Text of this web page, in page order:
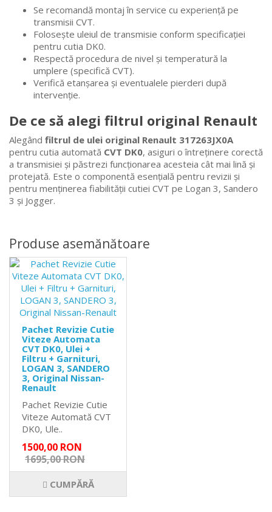
Se recomandă montaj în service cu experiență pe
transmisii CVT.
Folosește uleiul de transmisie conform specificației
pentru cutia DK0.
Respectă procedura de nivel și temperatură la
umplere (specifică CVT).
Verifică etanșarea și eventualele pierderi după
intervenție.
De ce să alegi filtrul original Renault
Alegând filtrul de ulei original Renault 317263JX0A
pentru cutia automată CVT DK0, asiguri o întreținere corectă
a transmisiei și păstrezi funcționarea acesteia cât mai lină și
protejată. Este o componentă esențială pentru revizii și
pentru menținerea fiabilității cutiei CVT pe Logan 3, Sandero
3 și Jogger.
Produse asemănătoare
Pachet Revizie Cutie
Viteze Automata
CVT DK0, Ulei +
Filtru + Garnituri,
LOGAN 3, SANDERO
3, Original Nissan-
Renault
Pachet Revizie Cutie
Viteze Automată CVT
DK0, Ule..
1500,00 RON
1695,00 RON
CUMPĂRĂ